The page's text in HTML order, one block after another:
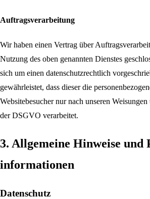
Auftragsverarbeitung
Wir haben einen Vertrag über
Nutzung des oben genannten Dienstes
sich um einen datenschutzrechtlich
gewährleistet, dass dieser die
Websitebesucher nur nach unseren
der DSGVO verarbeitet.
3. Allgemeine Hinweise
informationen
Datenschutz